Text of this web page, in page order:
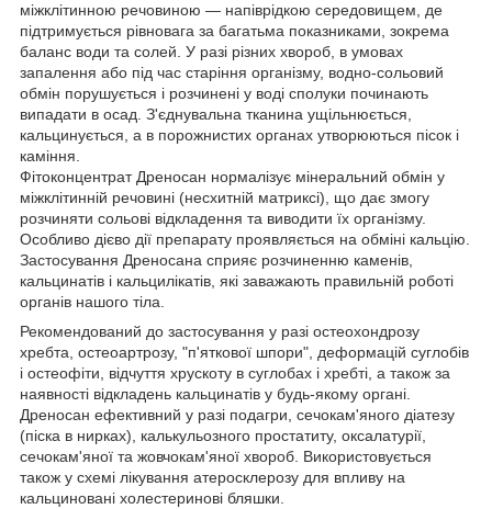
міжклітинною речовиною — напіврідкою середовищем, де
підтримується рівновага за багатьма показниками, зокрема
баланс води та солей. У разі різних хвороб, в умовах
запалення або під час старіння організму, водно-сольовий
обмін порушується і розчинені у воді сполуки починають
випадати в осад. З'єднувальна тканина ущільнюється,
кальцинується, а в порожнистих органах утворюються пісок і
каміння.
Фітоконцентрат Дреносан нормалізує мінеральний обмін у
міжклітинній речовині (несхитній матриксі), що дає змогу
розчиняти сольові відкладення та виводити їх організму.
Особливо дієво дії препарату проявляється на обміні кальцію.
Застосування Дреносана сприяє розчиненню каменів,
кальцинатів і кальцилікатів, які заважають правильній роботі
органів нашого тіла.
Рекомендований до застосування у разі остеохондрозу
хребта, остеоартрозу, "п'яткової шпори", деформацій суглобів
і остеофіти, відчуття хрускоту в суглобах і хребті, а також за
наявності відкладень кальцинатів у будь-якому органі.
Дреносан ефективний у разі подагри, сечокам'яного діатезу
(піска в нирках), калькульозного простатиту, оксалатурії,
сечокам'яної та жовчокам'яної хвороб. Використовується
також у схемі лікування атеросклерозу для впливу на
кальциновані холестеринові бляшки.